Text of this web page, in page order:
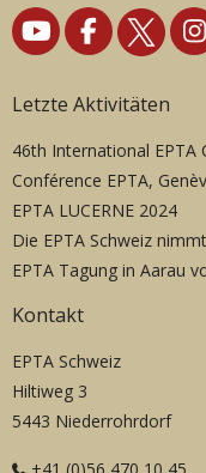
Letzte Aktivitäten
46th International EPTA
Conférence EPTA,
EPTA LUCERNE 2024
Die EPTA Schweiz
EPTA Tagung in Aarau
Kontakt
EPTA Schweiz
Hiltiweg 3
5443 Niederrohrdorf